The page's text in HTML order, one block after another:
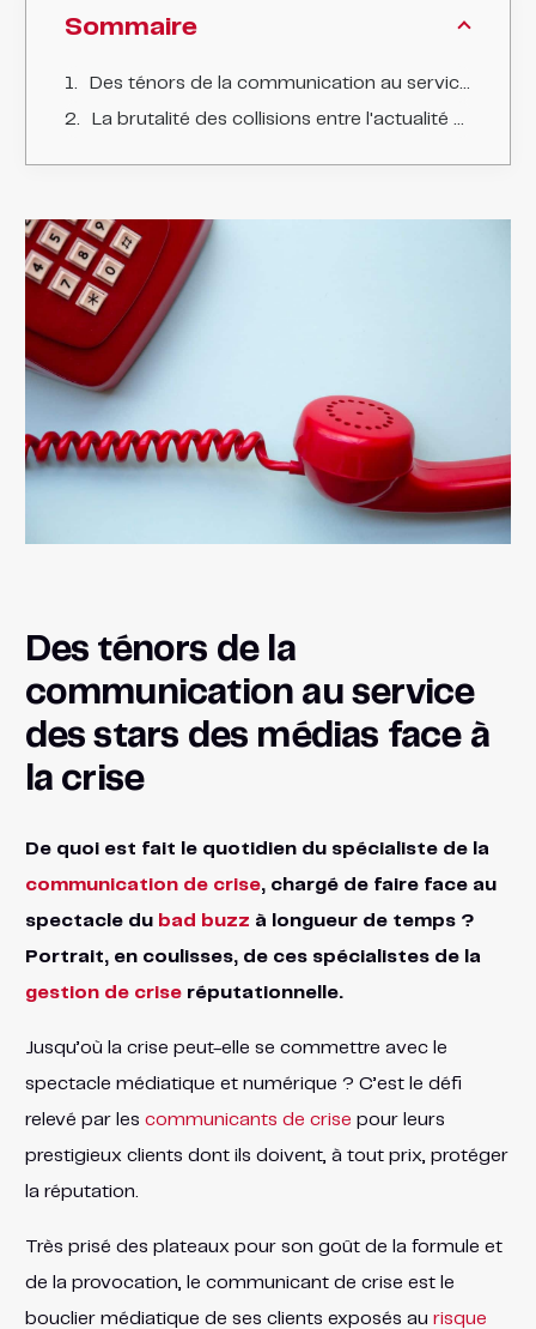
Sommaire
Des ténors de la communication au service des stars des médias face à la crise
La brutalité des collisions entre l'actualité et la justice
Des ténors de la
communication au service
des stars des médias face à
la crise
De quoi est fait le quotidien du spécialiste de la
communication de crise, chargé de faire face au
spectacle du bad buzz à longueur de temps ?
Portrait, en coulisses, de ces spécialistes de la
gestion de criseréputationnelle.
Jusqu’où la crise peut-elle se commettre avec le
spectacle médiatique et numérique ? C’est le défi
relevé par les communicants de crise pour leurs
prestigieux clients dont ils doivent, à tout prix, protéger
la réputation.
Très prisé des plateaux pour son goût de la formule et
de la provocation, le communicant de crise est le
bouclier médiatique de ses clients exposés au risque